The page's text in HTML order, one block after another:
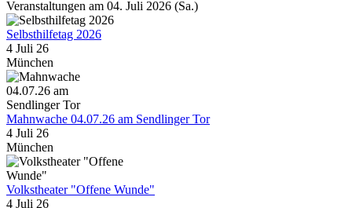
Veranstaltungen am 04. Juli 2026 (Sa.)
Selbsthilfetag 2026
4 Juli 26
München
Mahnwache 04.07.26 am Sendlinger Tor
4 Juli 26
München
Volkstheater "Offene Wunde"
4 Juli 26